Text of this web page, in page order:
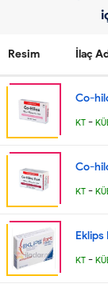
Resim İlaç
Co-
KT -
Co-
KT -
Eklips
KT -